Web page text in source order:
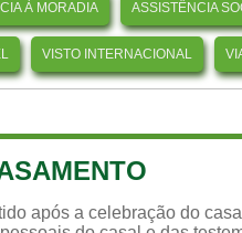
À MORADIA ASSISTÊNCIA
VISTO INTERNACIONAL
após a celebração do